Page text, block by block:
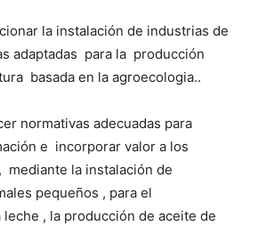
la instalación de industrias de
adaptadas para la producción
basada en la agroecologia..
normativas adecuadas para
e incorporar valor a los
mediante la instalación de
pequeños , para el
, la producción de aceite de